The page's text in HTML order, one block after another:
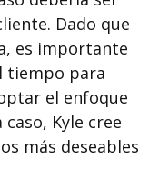
District
Circuit
Dado que
es importante
tiempo para
el enfoque
Kyle cree
más deseables